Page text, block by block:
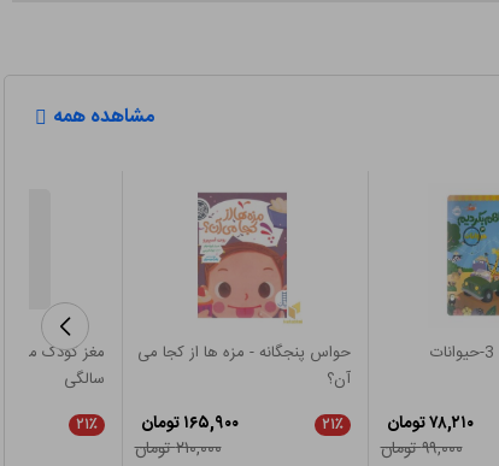
مشاهده همه
۷۸,۲۱۰ تومان
۹۹,۰۰۰ تومان
حواس پنجگانه - مزه ها از کجا می
آن؟
۲۱٪
۱۶۵,۹۰۰ تومان
۲۱۰,۰۰۰ تومان
مغز کودک من
سالگی
۲۱٪